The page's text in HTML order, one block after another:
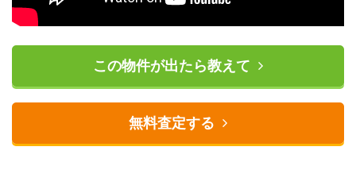
この物件が出たら教えて
無料査定する